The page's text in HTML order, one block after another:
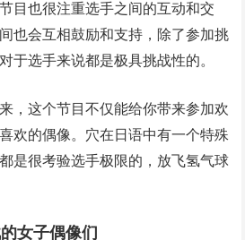
目也很注重选手之间的互动和交
也会互相鼓励和支持，除了参加挑
于选手来说都是极具挑战性的。
，这个节目不仅能给你带来参加欢
欢的偶像。穴在日语中有一个特殊
是很考验选手极限的，放飞氢气球
女子偶像们